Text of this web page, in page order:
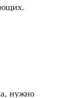
нужно